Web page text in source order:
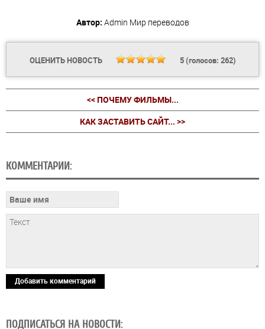
Автор: Admin Мир переводов
ОЦЕНИТЬ НОВОСТЬ 5(голосов: 262)
<< ПОЧЕМУ ФИЛЬМЫ...
КАК ЗАСТАВИТЬ САЙТ... >>
КОММЕНТАРИИ:
Добавить комментарий
ПОДПИСАТЬСЯ НА НОВОСТИ: